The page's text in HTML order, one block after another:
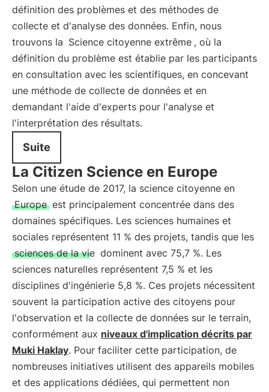
définition des problèmes et des méthodes de
collecte et d'analyse des données. Enfin, nous
trouvons la Science citoyenne extrême , où la
définition du problème est établie par les participants
en consultation avec les scientifiques, en concevant
une méthode de collecte de données et en
demandant l'aide d'experts pour l'analyse et
l'interprétation des résultats.
Suite
La Citizen Science en Europe
Selon une étude de 2017, la science citoyenne en
Europe est principalement concentrée dans des
domaines spécifiques. Les sciences humaines et
sociales représentent 11 % des projets, tandis que les
sciences de la vie dominent avec 75,7 %. Les
sciences naturelles représentent 7,5 % et les
disciplines d'ingénierie 5,8 %. Ces projets nécessitent
souvent la participation active des citoyens pour
l'observation et la collecte de données sur le terrain,
conformément aux niveaux d'implication décrits par
Muki Haklay. Pour faciliter cette participation, de
nombreuses initiatives utilisent des appareils mobiles
et des applications dédiées, qui permettent non